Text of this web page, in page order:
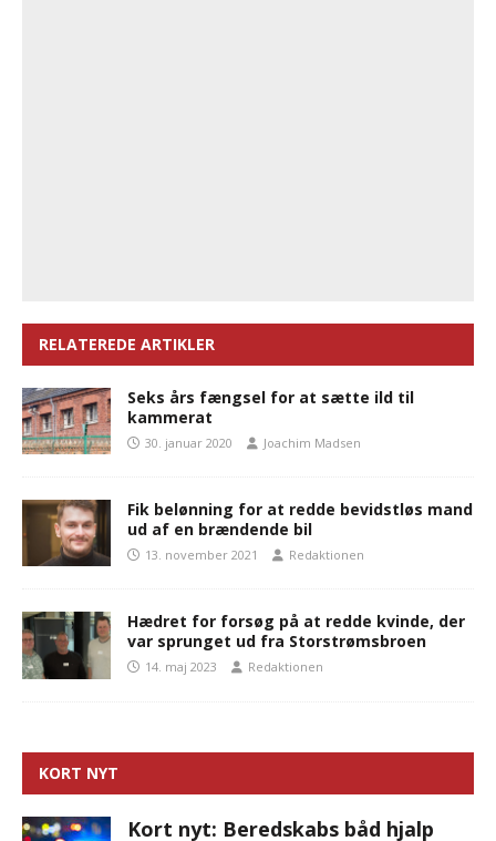
RELATEREDE ARTIKLER
Seks års fængsel for at sætte ild til
kammerat
30. januar 2020 Joachim Madsen
Fik belønning for at redde bevidstløs mand
ud af en brændende bil
13. november 2021 Redaktionen
Hædret for forsøg på at redde kvinde, der
var sprunget ud fra Storstrømsbroen
14. maj 2023 Redaktionen
KORT NYT
Kort nyt: Beredskabs båd hjalp